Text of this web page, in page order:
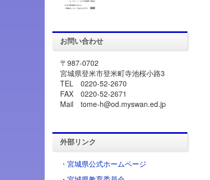
お問い合わせ
〒987-0702
宮城県登米市登米町寺池桜小路3
TEL 0220-52-2670
FAX 0220-52-2671
Mail tome-h@od.myswan.ed.jp
外部リンク
・ 宮城県公式ホームページ